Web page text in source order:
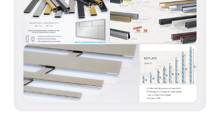
LES PROFILS PAROI DE VERRE
VITRINE EN VERRE
CONNECTEURS ET ASSEMBLAGE DE VERRES
PLATS ET CORNIÈRES
LES CHARNIÈRES DE PORTE EN VERRE